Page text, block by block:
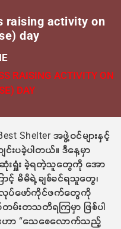
raising activity on
day
RAISING ACTIVITY ON
DAY
Shelter အဖွဲ့ဝင်များနှင့်
ပခဲ့ပါတယ်။ ဒီနေ့မှာ
ဆုံးရှုံး ခဲ့ရတဲ့သူတွေကို အော
င့် မိမိရဲ့ ချစ်ခင်ရသူတွေ၊
လုပ်ဖော်ကိုင်ဖက်တွေကို
းတသတိရကြမှာ ဖြစ်ပါ
ဟာ “သေစေလောက်သည့်